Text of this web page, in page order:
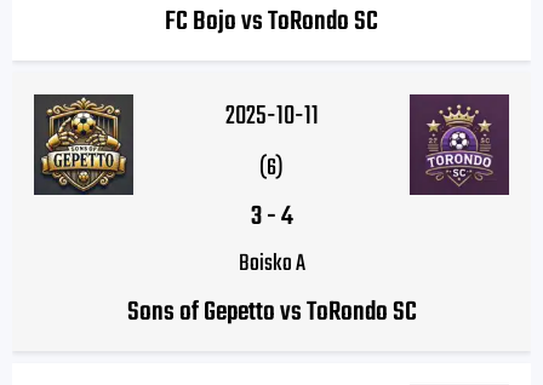
FC Bojo vs ToRondo SC
2025-10-11
(6)
3-4
Boisko A
Sons of Gepetto vs ToRondo SC